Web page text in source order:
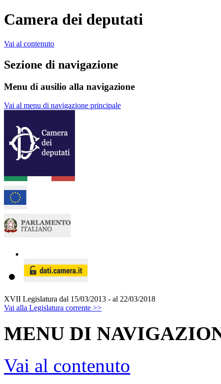
Camera dei deputati
Vai al contenuto
Sezione di navigazione
Menu di ausilio alla navigazione
Vai al menu di navigazione principale
XVII Legislatura dal 15/03/2013 - al 22/03/2018
Vai alla Legislatura corrente >>
MENU DI
Vai al contenuto